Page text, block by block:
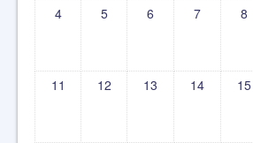
4 5 6 7 8
11 12 13 14 15